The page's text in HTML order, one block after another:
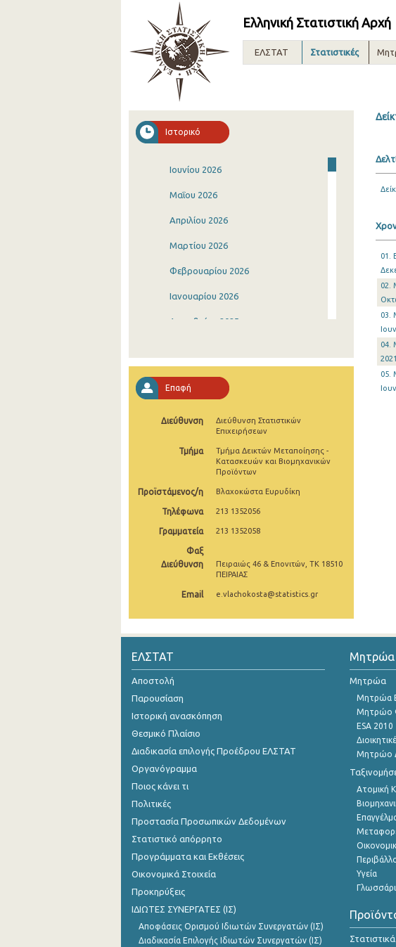
Ελληνική Στατιστική Αρχή
ΕΛΣΤΑΤ Στατιστικές
Ιστορικό
Ιουνίου 2026
Μαΐου 2026
Απριλίου 2026
Μαρτίου 2026
Φεβρουαρίου 2026
Ιανουαρίου 2026
Δεκεμβρίου 2025
Σεπτεμβρίου 2025
Αυγούστου 2025
Ιουλίου 2025
Ιουνίου 2025
Μαΐου 2025
Μαρτίου 2025
Φεβρουαρίου 2025
Ιανουαρίου 2025
Νοεμβρίου 2024
Οκτωβρίου 2024
Σεπτεμβρίου 2024
Ιουλίου 2024
Μαΐου 2024
Απριλίου 2024
Μαρτίου 2024
Φεβρουαρίου 2024
Ιανουαρίου 2024
Δεκεμβρίου 2023
Επαφή
Διεύθυνση
Διεύθυνση Στατιστικών
Επιχειρήσεων
Τμήμα
Τμήμα Δεικτών Μεταποίησης -
Κατασκευών και Βιομηχανικών
Προϊόντων
Προϊστάμενος/η Βλαχοκώστα Ευρυδίκη
Τηλέφωνα 213 1352056
Γραμματεία 213 1352058
Φαξ
Διεύθυνση
Πειραιώς 46 & Επονιτών, ΤΚ 18510
ΠΕΙΡΑΙΑΣ
Email e.vlachokosta@statistics.gr
01.
02.
03.
04.
05.
ΕΛΣΤΑΤ
Αποστολή
Παρουσίαση
Ιστορική ανασκόπηση
Θεσμικό Πλαίσιο
Διαδικασία επιλογής Προέδρου ΕΛΣΤΑΤ
Οργανόγραμμα
Ποιος κάνει τι
Πολιτικές
Προστασία Προσωπικών Δεδομένων
Στατιστικό απόρρητο
Προγράμματα και Εκθέσεις
Οικονομικά Στοιχεία
Προκηρύξεις
ΙΔΙΩΤΕΣ ΣΥΝΕΡΓΑΤΕΣ (ΙΣ)
Αποφάσεις Ορισμού Ιδιωτών Συνεργατών (ΙΣ)
Διαδικασία Επιλογής Ιδιωτών Συνεργατών (ΙΣ)
Μητρώα
Μητρώα
Μητρώα
Μητρώο
ESA 2010
Μητρώο
Ατομική
Υγεία